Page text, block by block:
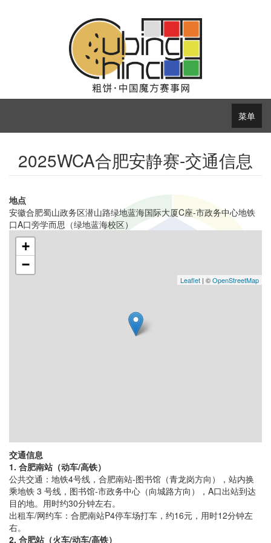
菜单
2025WCA合肥安静赛-交通信息
地点
安徽合肥蜀山政务区潜山路绿地蓝海国际大厦C座-市政务中心地铁
口A口旁学而思（绿地蓝海校区）
+
−
Leaflet | ©OpenStreetMap
交通信息
1. 合肥南站（动车/高铁）
公共交通：地铁4号线，合肥南站-图书馆（青龙岗方向），站内换
乘地铁 3 号线，图书馆-市政务中心（向城路方向），A口出站到达
目的地。用时约30分钟左右。
出租车/网约车：合肥南站P4停车场打车，约16元，用时12分钟左
右。
2. 合肥站（火车/动车/高铁）